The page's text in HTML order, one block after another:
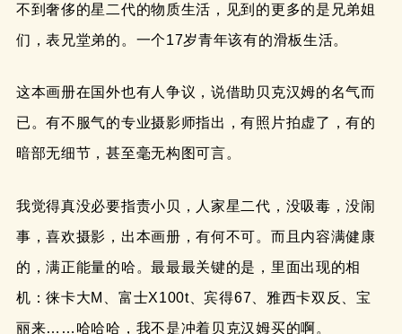
不到奢侈的星二代的物质生活，见到的更多的是兄弟姐
们，表兄堂弟的。一个17岁青年该有的滑板生活。
这本画册在国外也有人争议，说借助贝克汉姆的名气而
已。有不服气的专业摄影师指出，有照片拍虚了，有的
暗部无细节，甚至毫无构图可言。
我觉得真没必要指责小贝，人家星二代，没吸毒，没闹
事，喜欢摄影，出本画册，有何不可。而且内容满健康
的，满正能量的哈。最最最关键的是，里面出现的相
机：徕卡大M、富士X100t、宾得67、雅西卡双反、宝
丽来……哈哈哈，我不是冲着贝克汉姆买的啊。